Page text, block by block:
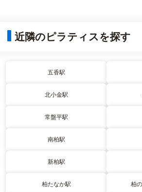
近隣のピラティスを探す
五香駅
北小金駅
常盤平駅
南柏駅
新柏駅
柏たなか駅 柏